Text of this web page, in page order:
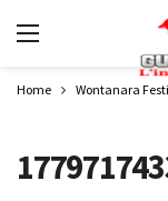
Home Wontanara